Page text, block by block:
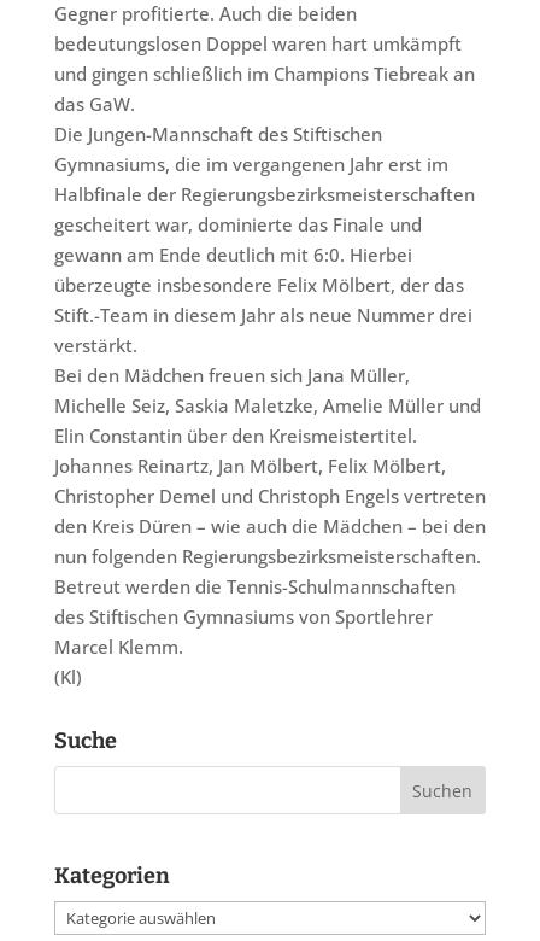
Gegner profitierte. Auch die beiden
bedeutungslosen Doppel waren hart umkämpft
und gingen schließlich im Champions Tiebreak an
das GaW.
Die Jungen-Mannschaft des Stiftischen
Gymnasiums, die im vergangenen Jahr erst im
Halbfinale der Regierungsbezirksmeisterschaften
gescheitert war, dominierte das Finale und
gewann am Ende deutlich mit 6:0. Hierbei
überzeugte insbesondere Felix Mölbert, der das
Stift.-Team in diesem Jahr als neue Nummer drei
verstärkt.
Bei den Mädchen freuen sich Jana Müller,
Michelle Seiz, Saskia Maletzke, Amelie Müller und
Elin Constantin über den Kreismeistertitel.
Johannes Reinartz, Jan Mölbert, Felix Mölbert,
Christopher Demel und Christoph Engels vertreten
den Kreis Düren – wie auch die Mädchen – bei den
nun folgenden Regierungsbezirksmeisterschaften.
Betreut werden die Tennis-Schulmannschaften
des Stiftischen Gymnasiums von Sportlehrer
Marcel Klemm.
(Kl)
Suche
Kategorien
Kategorien